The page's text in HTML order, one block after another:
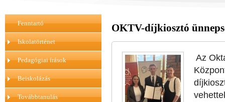
Fenntartó
Iskolatörténet
Pedagógiai írások
Beiskolázás
Továbbtanulás
OKTV-díjkiosztó
Az